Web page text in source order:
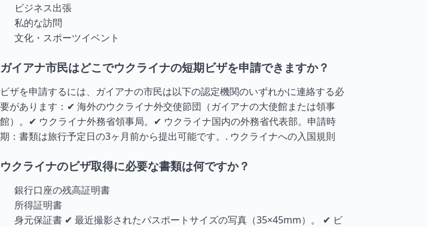
ビジネス出張
私的な訪問
文化・スポーツイベント
ガイアナ市民はどこでウクライナの短期ビザを申請できますか？
ビザを申請するには、ガイアナの市民は以下の認定機関のいずれかに連絡する必
要があります：✔ 海外のウクライナ外交使節団（ガイアナの大使館または領事
館）。✔ ウクライナ外務省領事局。✔ ウクライナ国内の外務省代表部。申請時
期：書類は旅行予定日の3ヶ月前から提出可能です。. ウクライナへの入国規則
ウクライナのビザ取得に必要な書類は何ですか？
銀行口座の残高証明書
所得証明書
身元保証書 ✔ 最近撮影されたパスポートサイズの写真（35×45mm）。 ✔ ビ